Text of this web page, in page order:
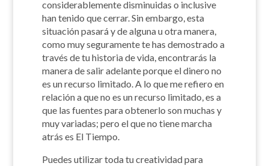
considerablemente disminuidas o inclusive
han tenido que cerrar. Sin embargo, esta
situación pasará y de alguna u otra manera,
como muy seguramente te has demostrado a
través de tu historia de vida, encontrarás la
manera de salir adelante porque el dinero no
es un recurso limitado. A lo que me refiero en
relación a que no es un recurso limitado, es a
que las fuentes para obtenerlo son muchas y
muy variadas; pero el que no tiene marcha
atrás es El Tiempo.
Puedes utilizar toda tu creatividad para